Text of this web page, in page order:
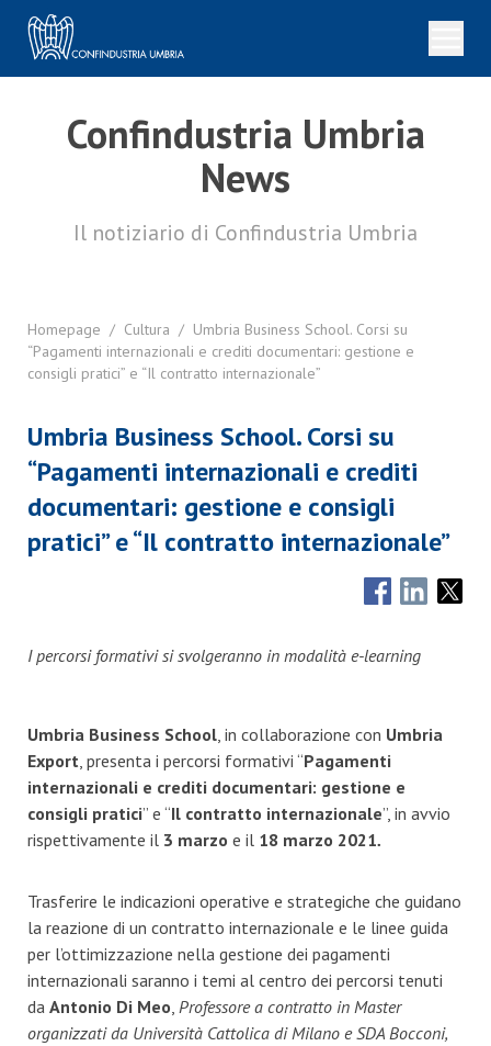
Confindustria Umbria
News
Il notiziario di Confindustria Umbria
Homepage / Cultura / Umbria Business School. Corsi su
“Pagamenti internazionali e crediti documentari: gestione e
consigli pratici” e “Il contratto internazionale”
Umbria Business School. Corsi su
“Pagamenti internazionali e crediti
documentari: gestione e consigli
pratici” e “Il contratto internazionale”
I percorsi formativi si svolgeranno in modalità e-learning
Umbria Business School , in collaborazione con Umbria
Export , presenta i percorsi formativi “Pagamenti
internazionali e crediti documentari: gestione e
consigli pratici” e “Il contratto internazionale”, in avvio
rispettivamente il 3 marzo e il 18 marzo 2021.
Trasferire le indicazioni operative e strategiche che guidano
la reazione di un contratto internazionale e le linee guida
per l’ottimizzazione nella gestione dei pagamenti
internazionali saranno i temi al centro dei percorsi tenuti
da Antonio Di Meo Professore a contratto in Master
organizzati da Università Cattolica di Milano e SDA Bocconi,